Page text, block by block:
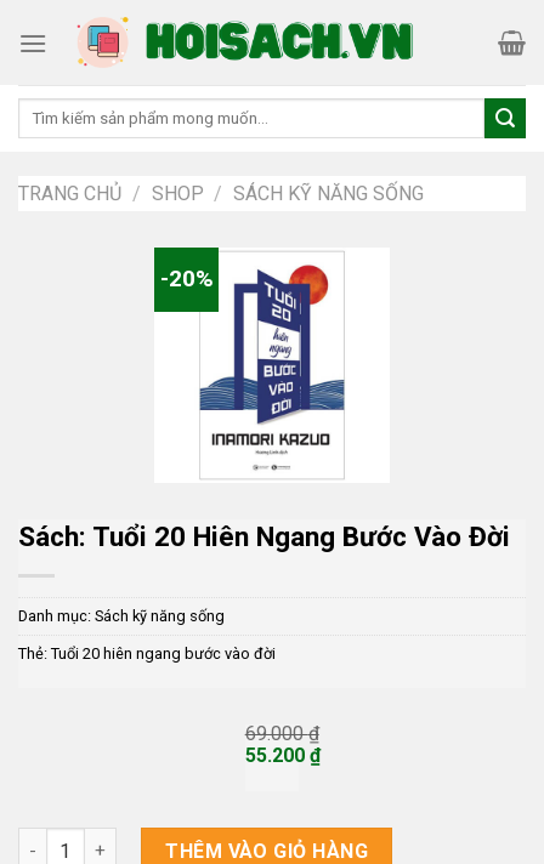
Tìm
TRANG CHỦ / SHOP / SÁCH KỸ NĂNG SỐNG
-20%
Sách: Tuổi 20 Hiên Ngang Bước Vào Đời
Danh mục: Sách kỹ năng sống
Thẻ: Tuổi 20 hiên ngang bước vào đời
69.000₫
Giá
55.200 ₫
là:
55.200 ₫.
Sách: Tuổi 20 Hiên Ngang Bước Vào Đời số lượng
THÊM VÀO GIỎ HÀNG